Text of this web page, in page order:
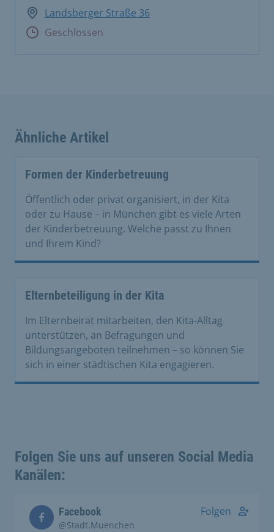
Landsberger Straße 36
Geschlossen
Ähnliche Artikel
Formen der Kinderbetreuung
Öffentlich oder privat organisiert, in der Kita
oder zu Hause – in München gibt es viele Arten
der Kinderbetreuung. Welche passt zu Ihnen
und Ihrem Kind?
Elternbeteiligung in der Kita
Im Elternbeirat mitarbeiten, den Kita-Alltag
unterstützen, an Befragungen und
Bildungsangeboten teilnehmen – so können Sie
sich in einer städtischen Kita engagieren.
Folgen Sie uns auf unseren Social Media
Kanälen:
Facebook
@Stadt.Muenchen
Folgen